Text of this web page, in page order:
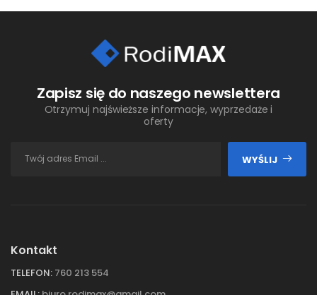
Zapisz się do naszego newslettera
Otrzymuj najświeższe informacje, wyprzedaże i
oferty
WYŚLIJ
Kontakt
TELEFON: 760 213 554